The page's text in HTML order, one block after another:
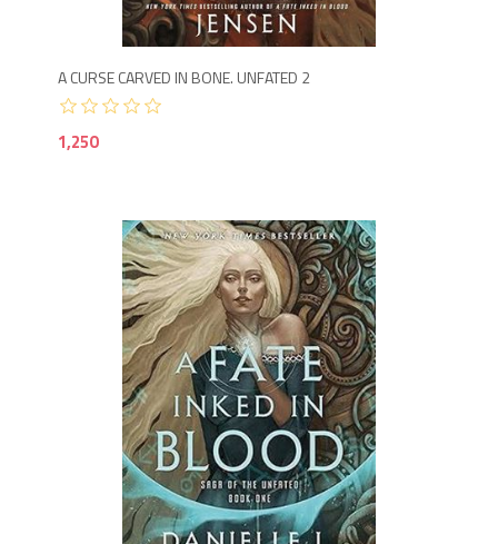
A CURSE CARVED IN BONE. UNFATED 2
1,250